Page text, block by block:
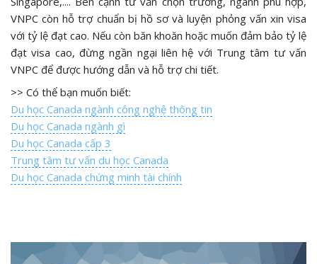
VNPC còn hỗ trợ chuẩn bị hồ sơ và luyện phỏng vấn xin visa
với tỷ lệ đạt cao. Nếu còn băn khoăn hoặc muốn đảm bảo tỷ lệ
đạt visa cao, đừng ngần ngại liên hệ với Trung tâm tư vấn
VNPC để được hướng dẫn và hỗ trợ chi tiết.
>> Có thể bạn muốn biết:
Du học Canada ngành công nghệ thông tin
Du học Canada ngành gì
Du học Canada cấp 3
Trung tâm tư vấn du học Canada
Du học Canada chứng minh tài chính